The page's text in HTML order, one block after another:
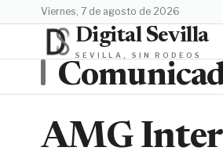
viernes, 7 de agosto de 2026
Digital Sevilla
SEVILLA, SIN RODEOS
AMG